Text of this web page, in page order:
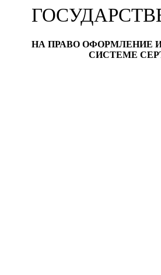
НА ПРАВО ОФОРМЛЕНИЕ
СИСТЕМЕ